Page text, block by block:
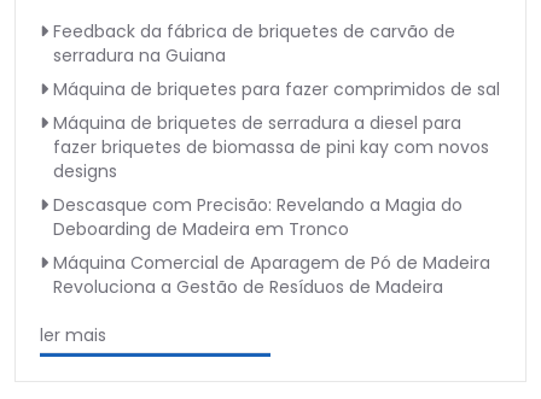
Feedback da fábrica de briquetes de carvão de
serradura na Guiana
Máquina de briquetes para fazer comprimidos de sal
Máquina de briquetes de serradura a diesel para
fazer briquetes de biomassa de pini kay com novos
designs
Descasque com Precisão: Revelando a Magia do
Deboarding de Madeira em Tronco
Máquina Comercial de Aparagem de Pó de Madeira
Revoluciona a Gestão de Resíduos de Madeira
ler mais